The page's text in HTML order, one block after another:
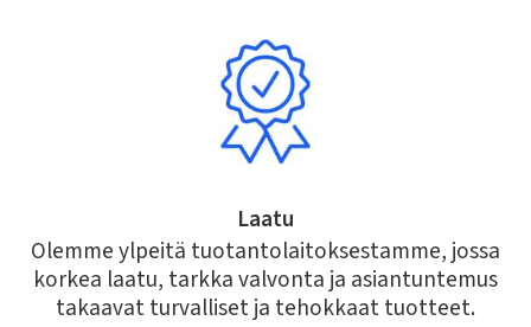
Laatu
Olemme ylpeitä tuotantolaitoksestamme, jossa
korkea laatu, tarkka valvonta ja asiantuntemus
takaavat turvalliset ja tehokkaat tuotteet.